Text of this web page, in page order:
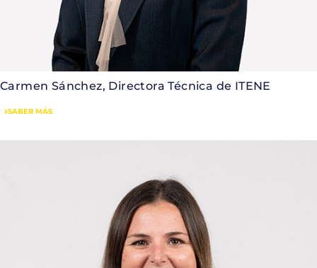
Carmen Sánchez, Directora Técnica de ITENE
SABER MÁS